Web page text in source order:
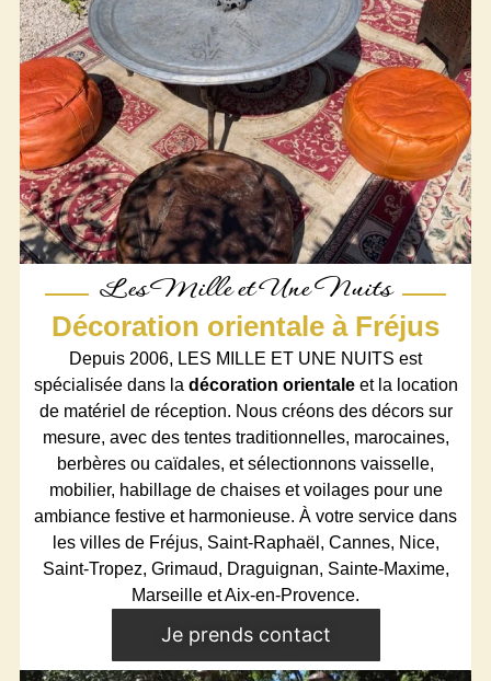
Les Mille et Une Nuits
Décoration orientale à Fréjus
Depuis 2006, LES MILLE ET UNE NUITS est
spécialisée dans la décoration orientale et la location
de matériel de réception. Nous créons des décors sur
mesure, avec des tentes traditionnelles, marocaines,
berbères ou caïdales, et sélectionnons vaisselle,
mobilier, habillage de chaises et voilages pour une
ambiance festive et harmonieuse. À votre service dans
les villes de Fréjus, Saint-Raphaël, Cannes, Nice,
Saint-Tropez, Grimaud, Draguignan, Sainte-Maxime,
Marseille et Aix-en-Provence.
Je prends contact